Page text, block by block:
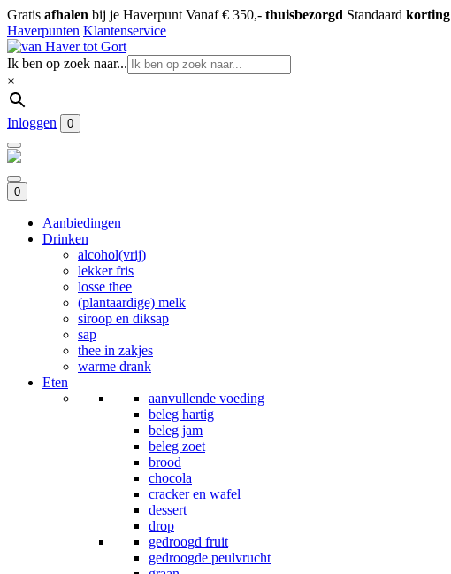
Gratis afhalen bij je Haverpunt Vanaf € 350,- thuisbezorgd Standaard korting
Haverpunten Klantenservice
Ik ben op zoek naar...
×
Inloggen 0
0
Aanbiedingen
Drinken
alcohol(vrij)
lekker fris
losse thee
(plantaardige) melk
siroop en diksap
sap
thee in zakjes
warme drank
Eten
aanvullende voeding
beleg hartig
beleg jam
beleg zoet
brood
chocola
cracker en wafel
dessert
drop
gedroogd fruit
gedroogde peulvrucht